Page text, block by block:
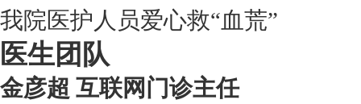
我院医护人员爱心救“血荒”
医生团队
金彦超 互联网门诊主任